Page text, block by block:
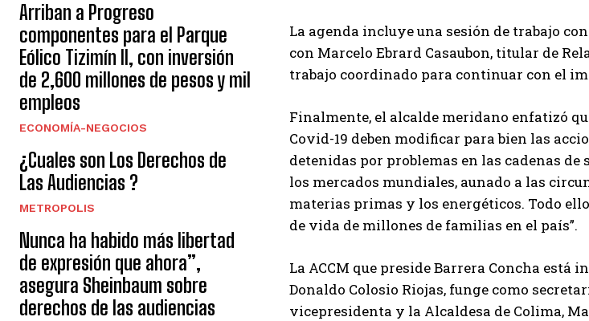
Arriban a Progreso
componentes para el Parque
Eólico Tizimín II, con inversión
de 2,600 millones de pesos y mil
empleos
ECONOMÍA-NEGOCIOS
¿Cuales son Los Derechos de
Las Audiencias ?
METROPOLIS
Nunca ha habido más libertad
de expresión que ahora”,
asegura Sheinbaum sobre
derechos de las audiencias
La agenda incluye una sesión de trabajo
con Marcelo Ebrard Casaubon, titular de
trabajo coordinado para continuar con el
Finalmente, el alcalde meridano enfatizó
Covid-19 deben modificar para bien las
detenidas por problemas en las cadenas
los mercados mundiales, aunado a las
materias primas y los energéticos. Todo
de vida de millones de familias en el país”.
La ACCM que preside Barrera Concha
Donaldo Colosio Riojas, funge como
vicepresidenta y la Alcaldesa de Colima,